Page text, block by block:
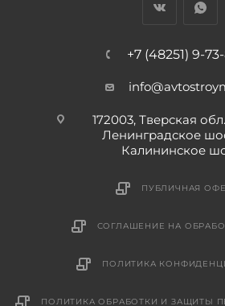
+7 (48251) 9-
172003, Тверская
Ленинградское
Калининское
ПУБЛИЧНАЯ
СОГЛАШЕНИЕ НА
ПОЛИТИКА
ПОЛИТИКА ОБРАБОТКИ И ЗАЩИТЫ